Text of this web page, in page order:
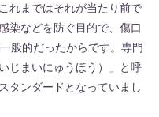
れまではそれが当たり前で
染などを防ぐ目的で、傷口
般的だったからです。専門
じまいにゅうほう）」と呼
タンダードとなっていまし